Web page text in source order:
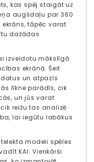
kas spēj staigāt uz
augšdaļu par 360
ekrāns, tāpēc varat
dažādas
izveidotu mākslīgā
ekrānā. Šeit
un atpazīs
līkne parādīs, cik
un jūs varat
reižu tas analizē
lai iegūtu labākus
modeli spēles
KAI. Vienkārši